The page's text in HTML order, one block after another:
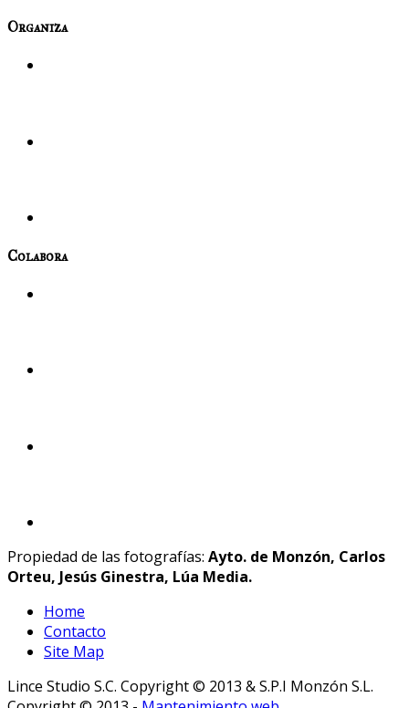
Organiza
Colabora
Propiedad de las fotografías: Ayto. de Monzón, Carlos
Orteu, Jesús Ginestra, Lúa Media.
Home
Contacto
Site Map
Lince Studio S.C. Copyright © 2013 & S.P.I Monzón S.L.